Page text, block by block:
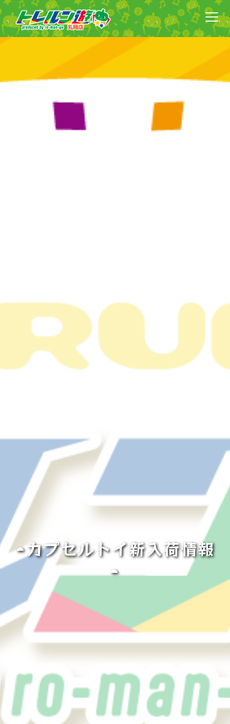
◓カプセルトイ新入荷情報
◓